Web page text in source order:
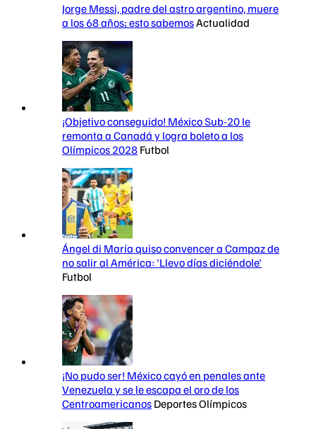
Jorge Messi, padre del astro argentino, muere
a los 68 años; esto sabemosActualidad
¡Objetivo conseguido! México Sub-20 le
remonta a Canadá y logra boleto a los
Olímpicos 2028 Futbol
Ángel di María quiso convencer a Campaz de
no salir al América: 'Llevo días diciéndole'
Futbol
¡No pudo ser! México cayó en penales ante
Venezuela y se le escapa el oro de los
Centroamericanos Deportes Olímpicos